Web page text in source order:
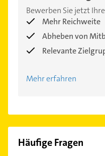
Bewerben Sie jetzt
Mehr Reichweite
Abheben von
Relevante
Mehr erfahren
Häufige Fragen